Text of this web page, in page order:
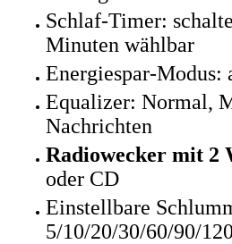
Schlaf-Timer:
Minuten wählbar
Energiespar-Modus:
Equalizer: Normal,
Nachrichten
Radiowecker mit 2
oder CD
Einstellbare
5/10/20/30/60/90/